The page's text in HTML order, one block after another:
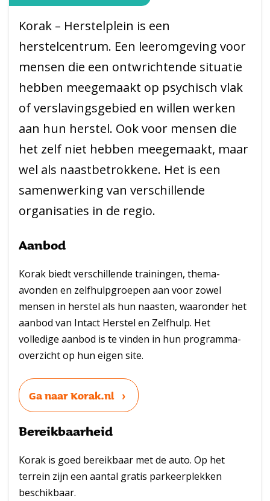
Korak – Herstelplein is een
herstelcentrum. Een leeromgeving voor
mensen die een ontwrichtende situatie
hebben meegemaakt op psychisch vlak
of verslavingsgebied en willen werken
aan hun herstel. Ook voor mensen die
het zelf niet hebben meegemaakt, maar
wel als naastbetrokkene. Het is een
samenwerking van verschillende
organisaties in de regio.
Aanbod
Korak biedt verschillende trainingen, thema-
avonden en zelfhulpgroepen aan voor zowel
mensen in herstel als hun naasten, waaronder het
aanbod van Intact Herstel en Zelfhulp. Het
volledige aanbod is te vinden in hun programma-
overzicht op hun eigen site.
Ga naar Korak.nl
Bereikbaarheid
Korak is goed bereikbaar met de auto. Op het
terrein zijn een aantal gratis parkeerplekken
beschikbaar.